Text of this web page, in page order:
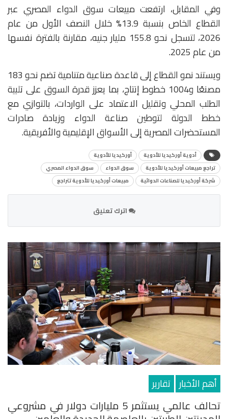
وفي المقابل، ارتفعت مبيعات سوق الدواء المصري عبر
القطاع الخاص بنسبة 13.9% خلال النصف الأول من عام
2026، لتسجل نحو 155.8 مليار جنيه، مقارنة بالفترة نفسها
من عام 2025.
ويستند نمو القطاع إلى قاعدة صناعية متنامية تضم نحو 183
مصنعًا و1004 خطوط إنتاج، بما يعزز قدرة السوق على تلبية
الطلب المحلي وتقليل الاعتماد على الواردات، بالتوازي مع
خطط الدولة لتوطين صناعة الدواء وزيادة صادرات
المستحضرات المصرية إلى الأسواق الإقليمية والأفريقية.
أدوية أوركيديا للأدوية
أوركيديا للأدوية
تراجع مبيعات أوركيديا للأدوية
سوق الدواء
سوق الدواء المصري
شركة أوركيديا للصناعات الدوائية
مبيعات أوركيديا للأدوية تتراجع
اترك تعليق
أهم الأخبار تقارير
تحالف عالمي يستثمر 5 مليارات دولار في مشروعي